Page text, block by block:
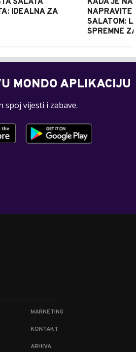
IDEALNA ZA
NAPRAVITE
SALATOM:
SPREMNE
MONDO APLIKACIJU
spoj vijesti i zabave.
MARKETING
KONTAKT
ARHIVA